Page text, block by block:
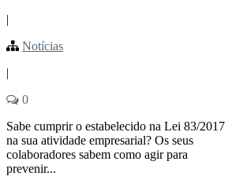
|
Notícias
|
0
Sabe cumprir o estabelecido na Lei 83/2017
na sua atividade empresarial? Os seus
colaboradores sabem como agir para
prevenir...